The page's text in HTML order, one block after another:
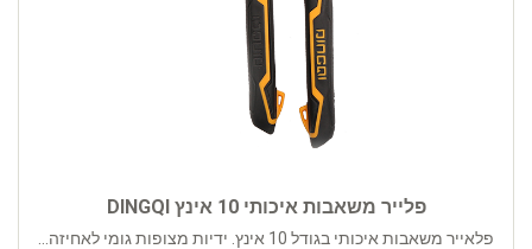
פלייר משאבות איכותי 10 אינץ DINGQI
פלאייר משאבות איכותי בגודל 10 אינץ. ידיות מצופות גומי לאחיזה...